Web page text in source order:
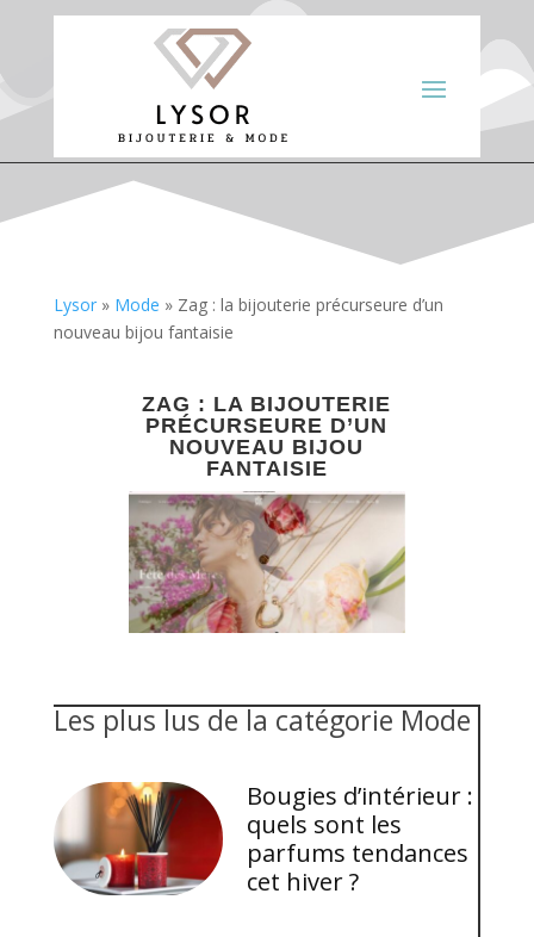
Lysor» Mode » Zag : la bijouterie précurseure d’un
nouveau bijou fantaisie
ZAG : LA BIJOUTERIE
PRÉCURSEURE D’UN
NOUVEAU BIJOU
FANTAISIE
Les plus lus de la catégorie Mode
Bougies d’intérieur :
quels sont les
parfums tendances
cet hiver ?